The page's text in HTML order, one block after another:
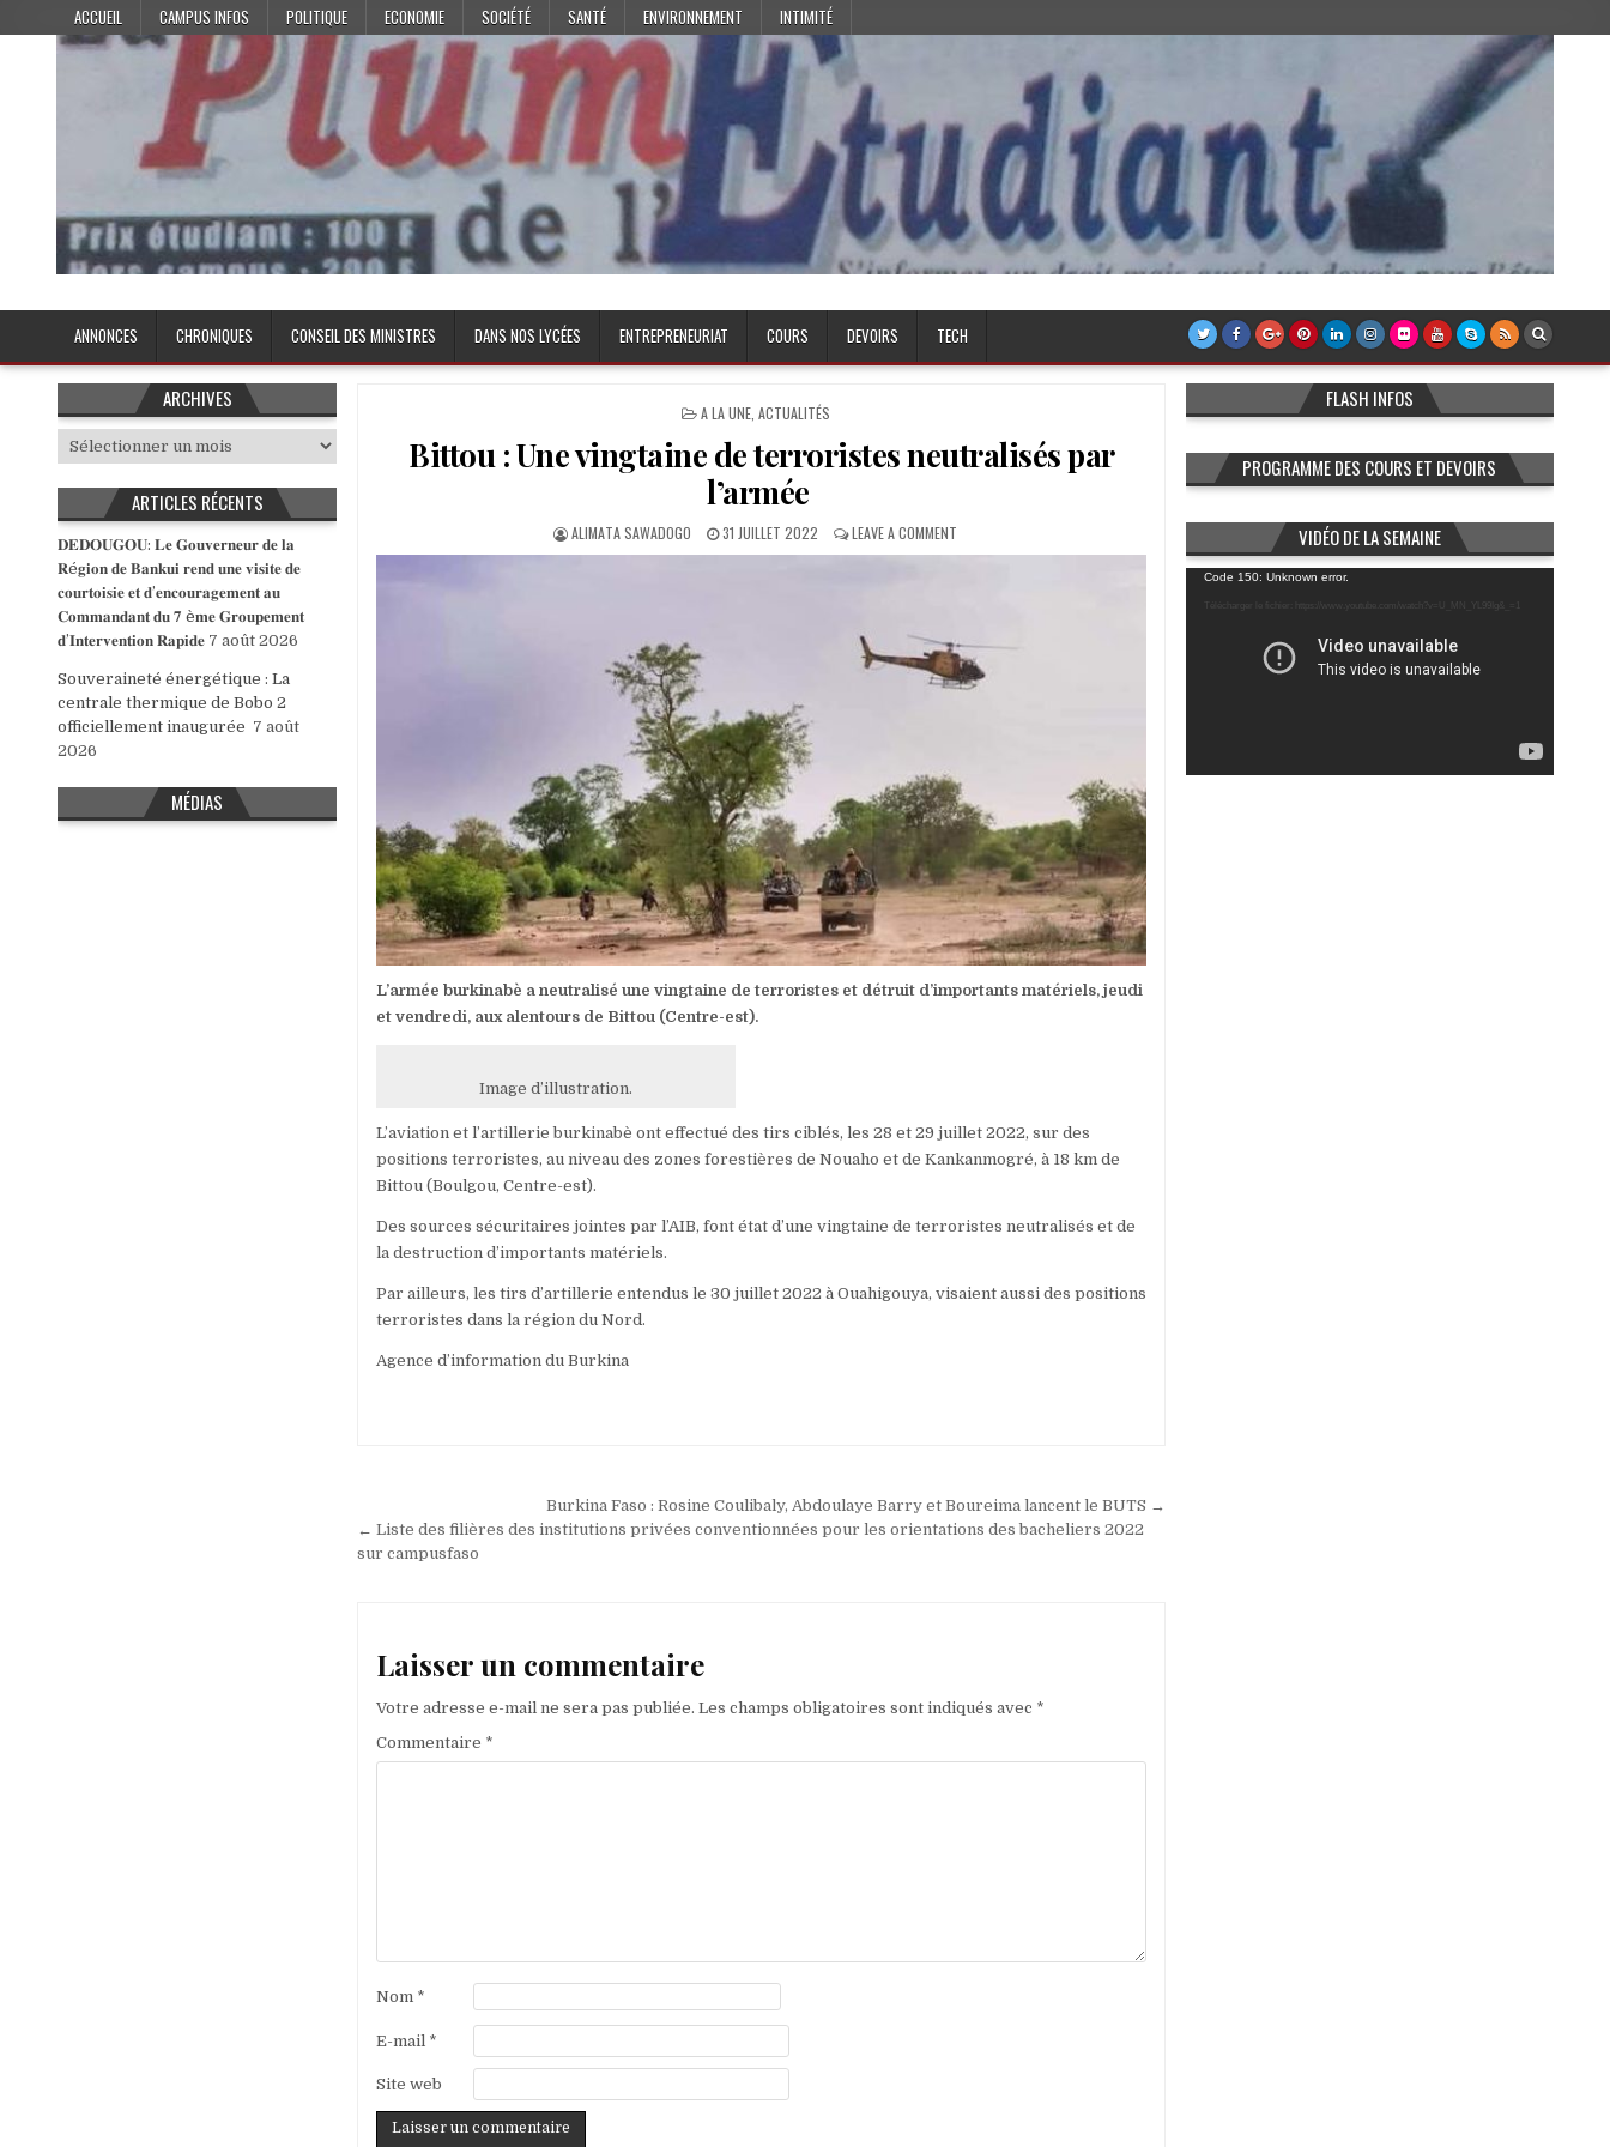
to
ACCUEIL CAMPUS INFOS POLITIQUE ECONOMIE SOCIÉTÉ SANTÉ ENVIRONNEMENT INTIMITÉ
Plume de l'Etudiant
ANNONCES CHRONIQUES CONSEIL DES MINISTRES DANS NOS LYCÉES ENTREPRENEURIAT COURS DEVOIRS TECH
POSTED
A LA UNE, ACTUALITÉS
Bittou : Une vingtaine de terroristes neutralisés par
l’armée
AUTHOR:
ALIMATA SAWADOGO
PUBLISHED
DATE:
31 JUILLET 2022 LEAVE A COMMENT
BITTOU
TERRORISTES
NEUTRALISÉS
PAR
L’armée burkinabè a neutralisé une vingtaine de terroristes et détruit d’importants matériels, jeudi
et vendredi, aux alentours de Bittou (Centre-est).
Image d’illustration.
L’aviation et l’artillerie burkinabè ont effectué des tirs ciblés, les 28 et 29 juillet 2022, sur des
positions terroristes, au niveau des zones forestières de Nouaho et de Kankanmogré, à 18 km de
Bittou (Boulgou, Centre-est).
Des sources sécuritaires jointes par l’AIB, font état d’une vingtaine de terroristes neutralisés et de
la destruction d’importants matériels.
Par ailleurs, les tirs d’artillerie entendus le 30 juillet 2022 à Ouahigouya, visaient aussi des positions
terroristes dans la région du Nord.
Agence d’information du Burkina
de
l’article
Burkina Faso : Rosine Coulibaly, Abdoulaye Barry et Boureima lancent le BUTS →
← Liste des filières des institutions privées conventionnées pour les orientations des bacheliers 2022
sur campusfaso
Laisser un commentaire
Votre adresse e-mail ne sera pas publiée. Les champs obligatoires sont indiqués avec *
Commentaire *
Nom *
E-mail *
Site web
ARCHIVES
Archives
ARTICLES RÉCENTS
𝐃𝐄𝐃𝐎𝐔𝐆𝐎𝐔: 𝐋𝐞 𝐆𝐨𝐮𝐯𝐞𝐫𝐧𝐞𝐮𝐫 𝐝𝐞 𝐥𝐚
𝐑é𝐠𝐢𝐨𝐧 𝐝𝐞 𝐁𝐚𝐧𝐤𝐮𝐢 𝐫𝐞𝐧𝐝 𝐮𝐧𝐞 𝐯𝐢𝐬𝐢𝐭𝐞 𝐝𝐞
𝐜𝐨𝐮𝐫𝐭𝐨𝐢𝐬𝐢𝐞 𝐞𝐭 𝐝’𝐞𝐧𝐜𝐨𝐮𝐫𝐚𝐠𝐞𝐦𝐞𝐧𝐭 𝐚𝐮
𝐂𝐨𝐦𝐦𝐚𝐧𝐝𝐚𝐧𝐭 𝐝𝐮 𝟕 è𝐦𝐞 𝐆𝐫𝐨𝐮𝐩𝐞𝐦𝐞𝐧𝐭
𝐝’𝐈𝐧𝐭𝐞𝐫𝐯𝐞𝐧𝐭𝐢𝐨𝐧 𝐑𝐚𝐩𝐢𝐝𝐞 7 août 2026
Souveraineté énergétique : La
centrale thermique de Bobo 2
officiellement inaugurée 7 août
2026
MÉDIAS
FLASH INFOS
PROGRAMME DES COURS ET DEVOIRS
VIDÉO DE LA SEMAINE
Lecteur
vidéo
Code 150: Unknown error.
Télécharger le fichier: https://www.youtube.com/watch?v=U_MN_YL99Ig&_=1